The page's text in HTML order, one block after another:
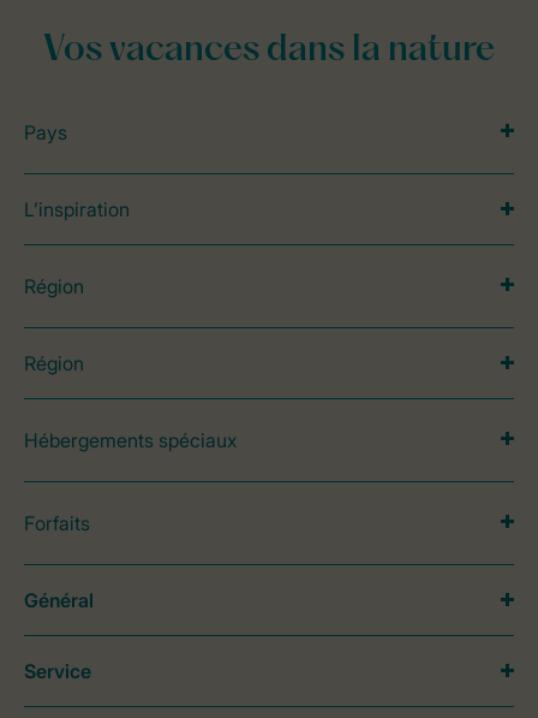
Vos vacances dans la nature
Pays
L’inspiration
Région
Région
Hébergements spéciaux
Forfaits
Général
Service